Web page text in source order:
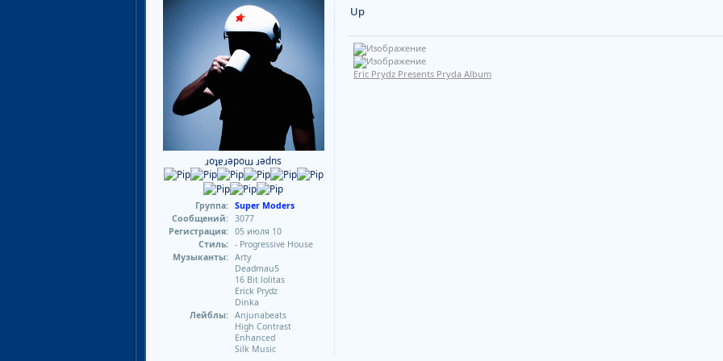
ɹoʇɐɹǝpoɯ ɹǝdns
Группа:
Super Moders
Сообщений:
3077
Регистрация:
05 июля 10
Стиль:
- Progressive House
Музыканты:
Arty
Deadmau5
16 Bit lolitas
Erick Prydz
Dinka
Лейблы:
Anjunabeats
High Contrast
Enhanced
Silk Music
Up
Eric Prydz Presents Pryda Album